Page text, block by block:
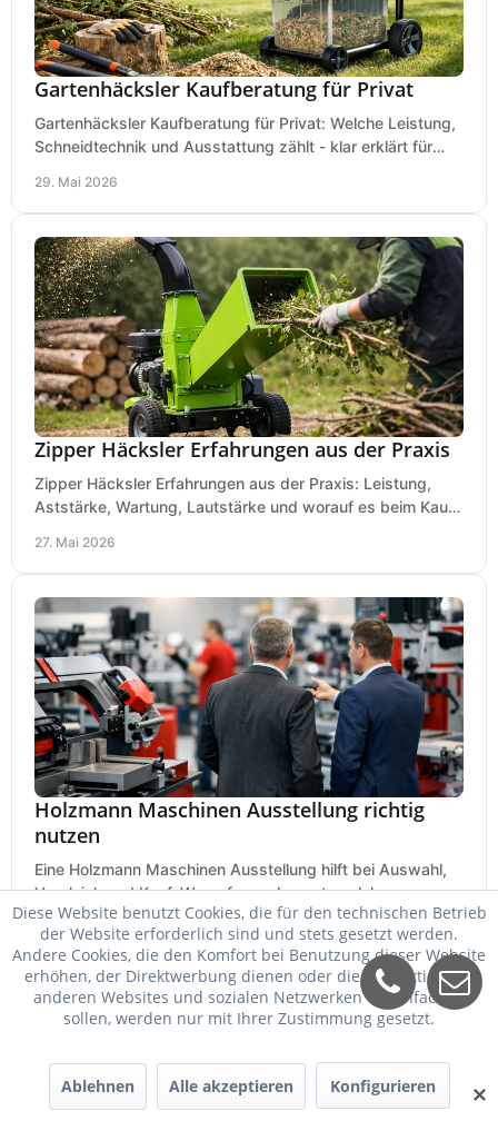
Gartenhäcksler Kaufberatung für Privat
Gartenhäcksler Kaufberatung für Privat: Welche Leistung,
Schneidtechnik und Ausstattung zählt - klar erklärt für
29. Mai 2026
Zipper Häcksler Erfahrungen aus der Praxis
Zipper Häcksler Erfahrungen aus der Praxis: Leistung,
Aststärke, Wartung, Lautstärke und worauf es beim Kauf
27. Mai 2026
Holzmann Maschinen Ausstellung richtig
nutzen
Eine Holzmann Maschinen Ausstellung hilft bei Auswahl,
Vergleich und Kauf. Worauf es ankommt, welche
Maschinen relevant sind und was zählt.
25. Mai 2026
✕
Diese Website benutzt Cookies, die für den technischen Betrieb
der Website erforderlich sind und stets gesetzt werden.
Andere Cookies, die den Komfort bei Benutzung dieser Website
erhöhen, der Direktwerbung dienen oder die Interaktion mit
anderen Websites und sozialen Netzwerken vereinfachen
sollen, werden nur mit Ihrer Zustimmung gesetzt.
Ablehnen Alle akzeptieren Konfigurieren